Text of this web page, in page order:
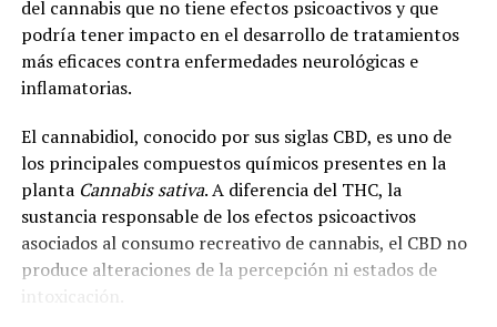
del cannabis que no tiene efectos psicoactivos y que
podría tener impacto en el desarrollo de tratamientos
más eficaces contra enfermedades neurológicas e
inflamatorias.
El cannabidiol, conocido por sus siglas CBD, es uno de
los principales compuestos químicos presentes en la
planta Cannabis sativa. A diferencia del THC, la
sustancia responsable de los efectos psicoactivos
asociados al consumo recreativo de cannabis, el CBD no
produce alteraciones de la percepción ni estados de